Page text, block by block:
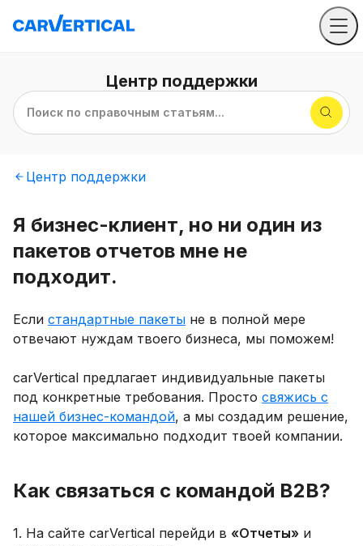
Центр поддержки
Поиск по справочным статьям...
Центр поддержки
Я бизнес-клиент, но ни один из
пакетов отчетов мне не
подходит.
Если стандартные пакеты не в полной мере
отвечают нуждам твоего бизнеса, мы поможем!
carVertical предлагает индивидуальные пакеты
под конкретные требования. Просто свяжись с
нашей бизнес-командой, а мы создадим решение,
которое максимально подходит твоей компании.
Как связаться с командой B2B?
1. На сайте carVertical перейди в «Отчеты» и